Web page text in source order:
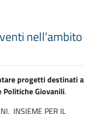
nell’ambito
progetti destinati a
Giovanili.
INSIEME PER IL